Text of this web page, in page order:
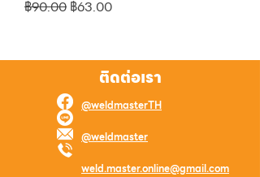
ราคาปกติ
฿90.00 ราคาขายลด
฿63.00
ติดต่อเรา
@weldmasterTH
@weldmaster
weld.master.online@gmail.com